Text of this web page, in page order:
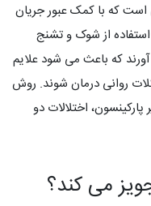
است که با کمک عبور جریان
از شوک و تشنج
که باعث می شود علایم
روانی درمان شوند. روش
اختلالات دو
می کند؟